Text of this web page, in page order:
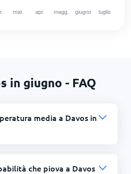
in giugno - FAQ
media a Davos in
che piova a Davos